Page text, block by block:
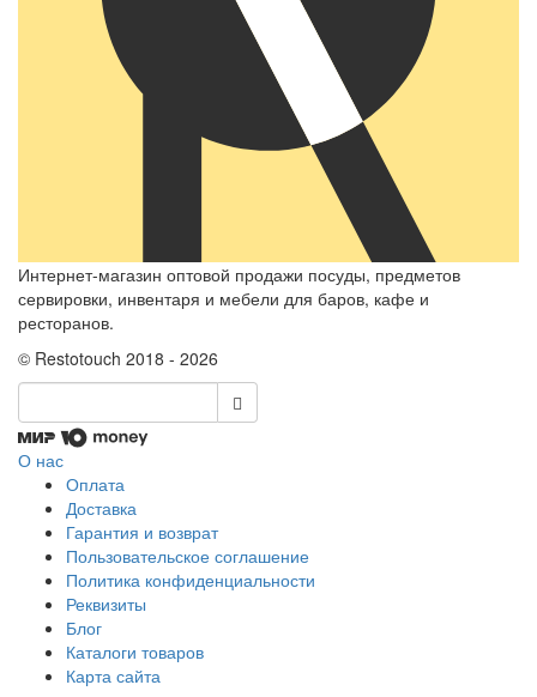
Интернет-магазин оптовой продажи посуды, предметов
сервировки, инвентаря и мебели для баров, кафе и
ресторанов.
© Restotouch 2018 - 2026
О нас
Оплата
Доставка
Гарантия и возврат
Пользовательское соглашение
Политика конфиденциальности
Реквизиты
Блог
Каталоги товаров
Карта сайта